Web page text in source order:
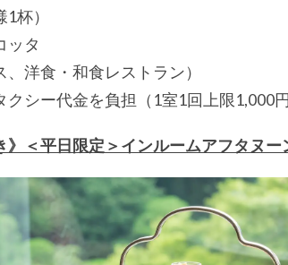
杯）
ッタ
洋食・和食レストラン）
シー代金を負担（1室1回上限1,000円
》＜平日限定＞インルームアフタヌー